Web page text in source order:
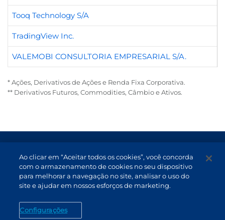
Tooq Technology S/A
TradingView Inc.
VALEMOBI CONSULTORIA EMPRESARIAL S/A.
* Ações, Derivativos de Ações e Renda Fixa Corporativa.
** Derivativos Futuros, Commodities, Câmbio e Ativos.
Atendimento
Canal de Denúncias
Ao clicar em “Aceitar todos os cookies”, você concorda
com o armazenamento de cookies no seu dispositivo
para melhorar a navegação no site, analisar o uso do
site e ajudar em nossos esforços de marketing.
Configurações